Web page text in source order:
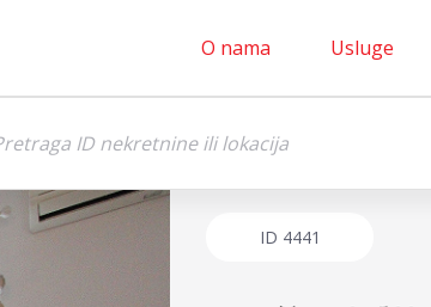
O nama Usluge
ID 4441